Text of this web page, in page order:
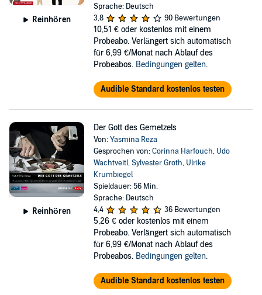
Reinhören
Sprache: Deutsch
3,8
90 Bewertungen
10,51 € oder kostenlos mit einem
Probeabo. Verlängert sich automatisch
für 6,99 €/Monat nach Ablauf des
Probeabos. Bedingungen gelten.
Audible Standard kostenlos testen
Reinhören
Der Gott des Gemetzels
Von:Yasmina Reza
Gesprochen von:Corinna Harfouch, Udo
Wachtveitl,Sylvester Groth, Ulrike
Krumbiegel
Spieldauer: 56 Min.
Sprache: Deutsch
4,4
36 Bewertungen
5,26 € oder kostenlos mit einem
Probeabo. Verlängert sich automatisch
für 6,99 €/Monat nach Ablauf des
Probeabos. Bedingungen gelten.
Audible Standard kostenlos testen